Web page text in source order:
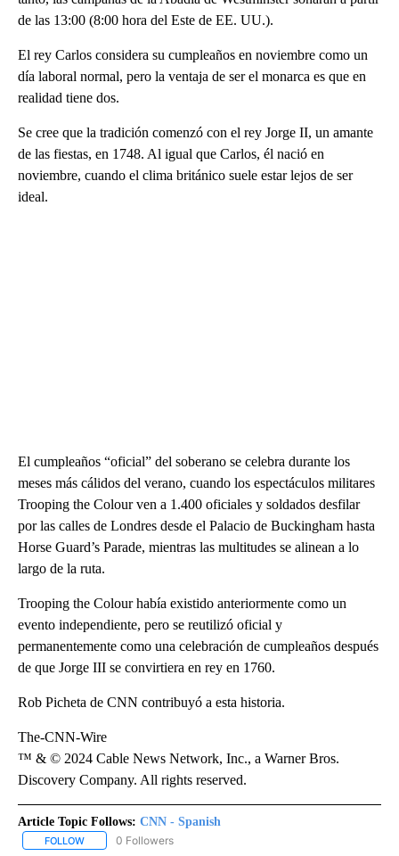
de las 13:00 (8:00 hora del Este de EE. UU.).
El rey Carlos considera su cumpleaños en noviembre como un
día laboral normal, pero la ventaja de ser el monarca es que en
realidad tiene dos.
Se cree que la tradición comenzó con el rey Jorge II, un amante
de las fiestas, en 1748. Al igual que Carlos, él nació en
noviembre, cuando el clima británico suele estar lejos de ser
ideal.
El cumpleaños “oficial” del soberano se celebra durante los
meses más cálidos del verano, cuando los espectáculos militares
Trooping the Colour ven a 1.400 oficiales y soldados desfilar
por las calles de Londres desde el Palacio de Buckingham hasta
Horse Guard’s Parade, mientras las multitudes se alinean a lo
largo de la ruta.
Trooping the Colour había existido anteriormente como un
evento independiente, pero se reutilizó oficial y
permanentemente como una celebración de cumpleaños después
de que Jorge III se convirtiera en rey en 1760.
Rob Picheta de CNN contribuyó a esta historia.
The-CNN-Wire
™ & © 2024 Cable News Network, Inc., a Warner Bros.
Discovery Company. All rights reserved.
Article Topic Follows: CNN - Spanish
FOLLOW FOLLOW "CNN - SPANISH" TO RECEIVE NOTIFICATIONS ABOUT
0 Followers